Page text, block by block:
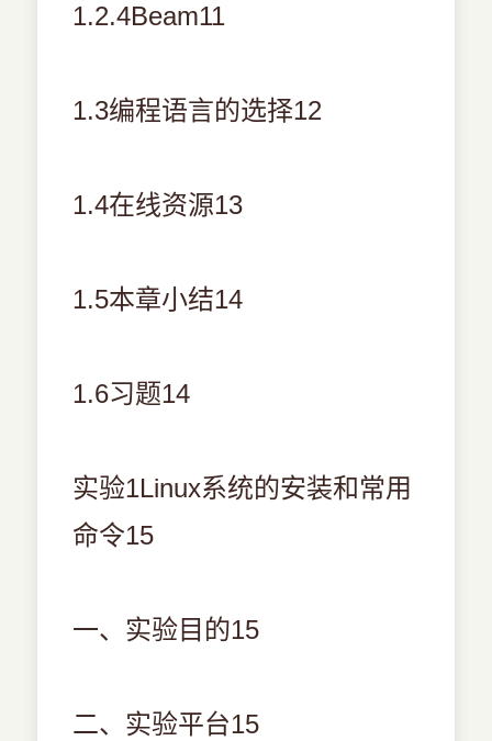
1.2.4Beam11
1.3编程语言的选择12
1.4在线资源13
1.5本章小结14
1.6习题14
实验1Linux系统的安装和常用
命令15
一、实验目的15
二、实验平台15